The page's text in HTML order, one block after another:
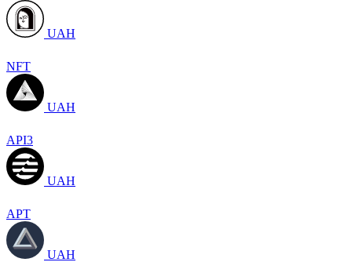
UAH
NFT
UAH
API3
UAH
APT
UAH